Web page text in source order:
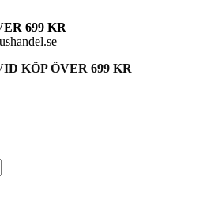
699 KR
KÖP ÖVER 699 KR